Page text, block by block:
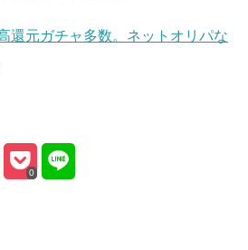
還元ガチャ多数。ネットオリパな
0